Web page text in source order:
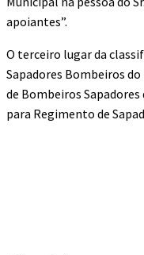
apoiantes”.
O terceiro lugar da
Sapadores Bombeiros
de Bombeiros
para Regimento de